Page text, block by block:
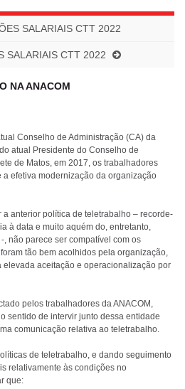
SALARIAIS CTT 2022
SALARIAIS CTT 2022
NA ANACOM
Conselho de Administração (CA) da
atual Presidente do Conselho de
de Matos, em 2017, os trabalhadores
efetiva modernização da organização
a anterior política de teletrabalho – recorde-
à data e muito aquém do, entretanto,
não parece ser compatível com os
tão bem acolhidos pela organização,
elevada aceitação e operacionalização por
pelos trabalhadores da ANACOM,
sentido de intervir junto dessa entidade
comunicação relativa ao teletrabalho.
de teletrabalho, e dando seguimento
relativamente às condições no
que: